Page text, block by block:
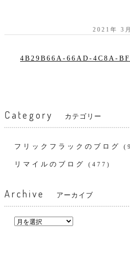
2021年 3
4B29B66A-66AD-4C8A-
Category カテゴリー
フリックフラックのブログ
リマイルのブログ (477)
Archive アーカイブ